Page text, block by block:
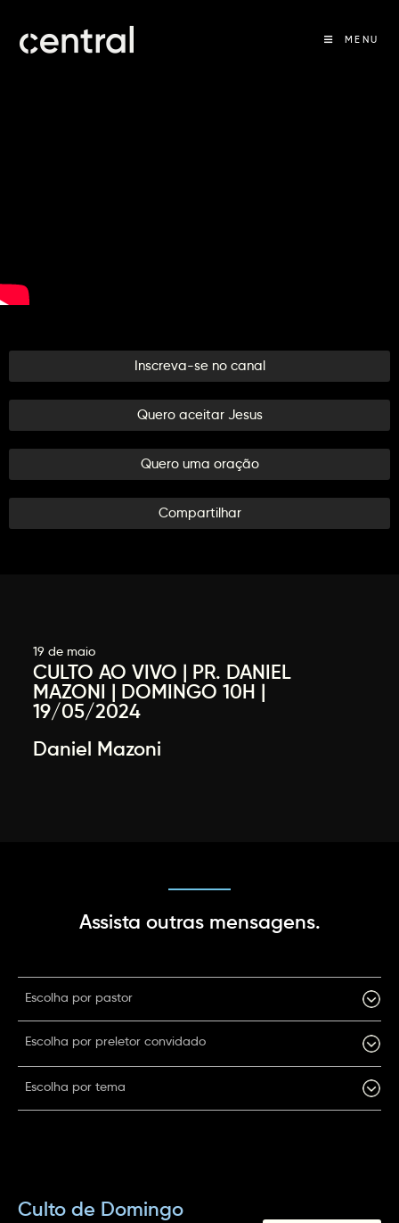
MENU
Inscreva-se no canal
Quero aceitar Jesus
Quero uma oração
Compartilhar
19 de maio
CULTO AO VIVO | PR. DANIEL
MAZONI | DOMINGO 10H |
19/05/2024
Daniel Mazoni
Assista outras mensagens.
Escolha por pastor
Escolha por preletor convidado
Escolha por tema
Culto de Domingo